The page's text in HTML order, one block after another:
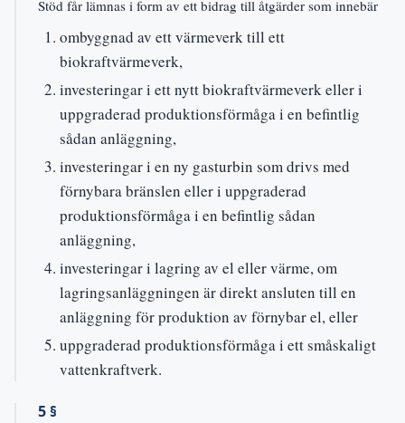
Stöd får lämnas i form av ett bidrag till åtgärder som innebär
ombyggnad av ett värmeverk till ett
biokraftvärmeverk,
investeringar i ett nytt biokraftvärmeverk eller i
uppgraderad produktionsförmåga i en befintlig
sådan anläggning,
investeringar i en ny gasturbin som drivs med
förnybara bränslen eller i uppgraderad
produktionsförmåga i en befintlig sådan
anläggning,
investeringar i lagring av el eller värme, om
lagringsanläggningen är direkt ansluten till en
anläggning för produktion av förnybar el, eller
uppgraderad produktionsförmåga i ett småskaligt
vattenkraftverk.
5 §